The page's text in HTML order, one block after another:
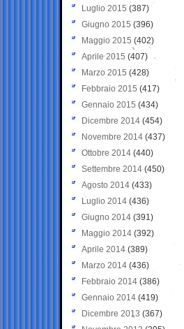
Luglio 2015 (387)
Giugno 2015 (396)
Maggio 2015 (402)
Aprile 2015 (407)
Marzo 2015 (428)
Febbraio 2015 (417)
Gennaio 2015 (434)
Dicembre 2014 (454)
Novembre 2014 (437)
Ottobre 2014 (440)
Settembre 2014 (450)
Agosto 2014 (433)
Luglio 2014 (436)
Giugno 2014 (391)
Maggio 2014 (392)
Aprile 2014 (389)
Marzo 2014 (436)
Febbraio 2014 (386)
Gennaio 2014 (419)
Dicembre 2013 (367)